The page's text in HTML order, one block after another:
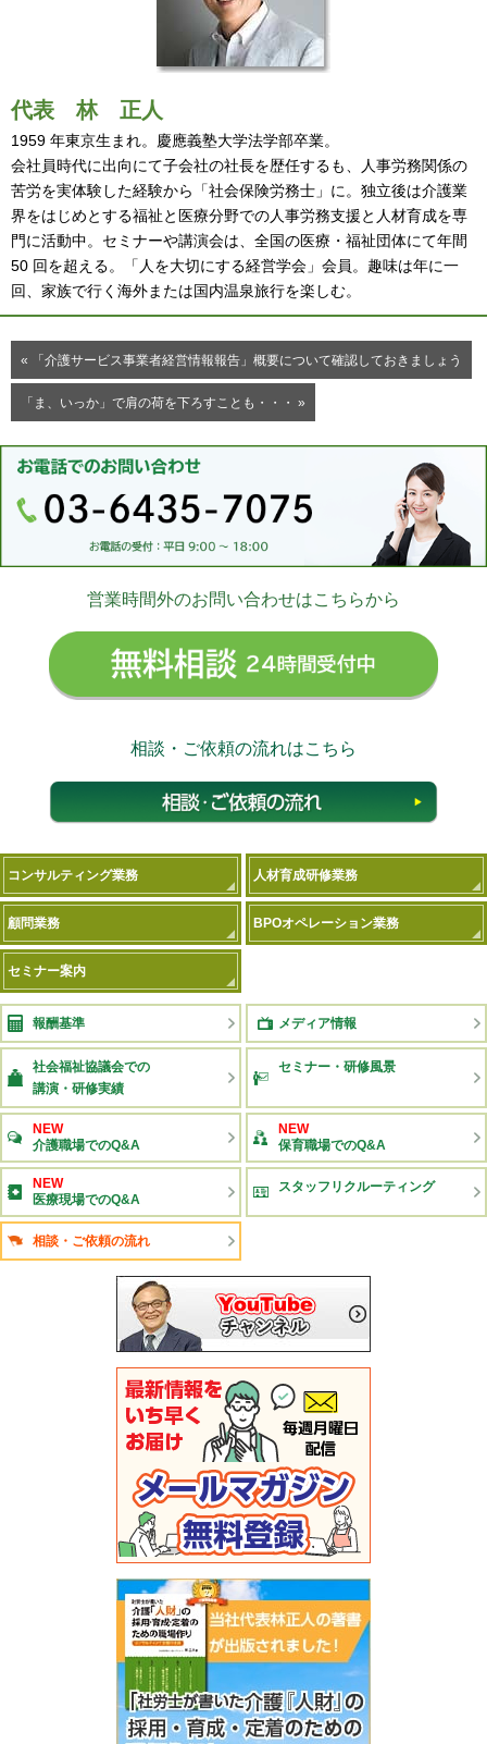
代表 林 正人
1959 年東京生まれ。慶應義塾大学法学部卒業。
会社員時代に出向にて子会社の社長を歴任するも、人事労務関係の
苦労を実体験した経験から「社会保険労務士」に。独立後は介護業
界をはじめとする福祉と医療分野での人事労務支援と人材育成を専
門に活動中。セミナーや講演会は、全国の医療・福祉団体にて年間
50 回を超える。「人を大切にする経営学会」会員。趣味は年に一
回、家族で行く海外または国内温泉旅行を楽しむ。
« 「介護サービス事業者経営情報報告」概要について確認しておきましょう
「ま、いっか」で肩の荷を下ろすことも・・・ »
営業時間外のお問い合わせはこちらから
相談・ご依頼の流れはこちら
コンサルティング業務 人材育成研修業務
顧問業務 BPOオペレーション業務
セミナー案内
報酬基準 メディア情報
社会福祉協議会での
講演・研修実績
セミナー・研修風景
NEW
介護職場でのQ&A
NEW
保育職場でのQ&A
NEW
医療現場でのQ&A
スタッフリクルーティング
相談・ご依頼の流れ